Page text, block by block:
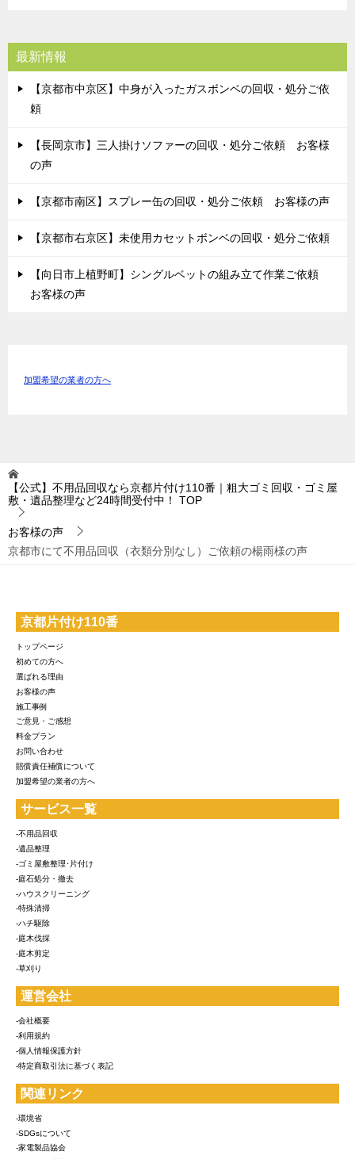
最新情報
【京都市中京区】中身が入ったガスボンベの回収・処分ご依
頼
【長岡京市】三人掛けソファーの回収・処分ご依頼 お客様
の声
【京都市南区】スプレー缶の回収・処分ご依頼 お客様の声
【京都市右京区】未使用カセットボンベの回収・処分ご依頼
【向日市上植野町】シングルベットの組み立て作業ご依頼
お客様の声
加盟希望の業者の方へ
【公式】不用品回収なら京都片付け110番｜粗大ゴミ回収・ゴミ屋
敷・遺品整理など24時間受付中！
TOP
お客様の声
京都市にて不用品回収（衣類分別なし）ご依頼の楊雨様の声
京都片付け110番
トップページ
初めての方へ
選ばれる理由
お客様の声
施工事例
ご意見・ご感想
料金プラン
お問い合わせ
賠償責任補償について
加盟希望の業者の方へ
サービス一覧
-不用品回収
-遺品整理
-ゴミ屋敷整理･片付け
-庭石処分・撤去
-ハウスクリーニング
-特殊清掃
-ハチ駆除
-庭木伐採
-庭木剪定
-草刈り
運営会社
-会社概要
-利用規約
-個人情報保護方針
-特定商取引法に基づく表記
関連リンク
-環境省
-SDGsについて
-家電製品協会